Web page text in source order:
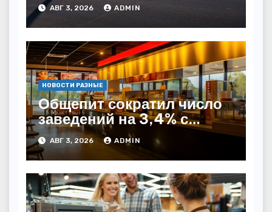
АВГ 3, 2026 ADMIN
НОВОСТИ РАЗНЫЕ
Общепит сократил число
заведений на 3,4% с
начала года — INFOLine
АВГ 3, 2026 ADMIN